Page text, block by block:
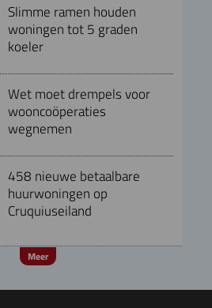
Slimme ramen houden
woningen tot 5 graden
koeler
Wet moet drempels voor
wooncoöperaties
wegnemen
458 nieuwe betaalbare
huurwoningen op
Cruquiuseiland
Meer